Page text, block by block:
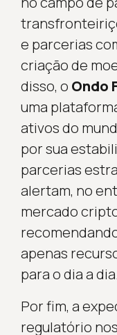
e parcerias
criação de
disso, o Ondo
uma
ativos do
por sua
parcerias
alertam, no
mercado
apenas
para o dia a dia.
Por fim, a
regulatório